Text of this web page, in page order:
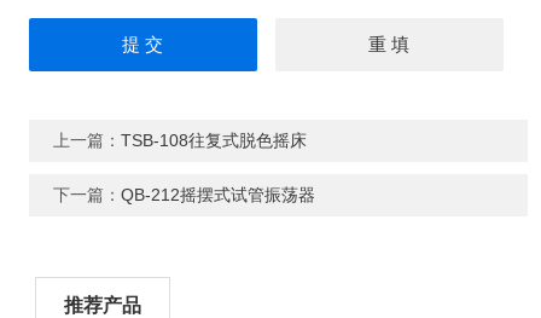
上一篇： TSB-108往复式脱色摇床
下一篇： QB-212摇摆式试管振荡器
推荐产品